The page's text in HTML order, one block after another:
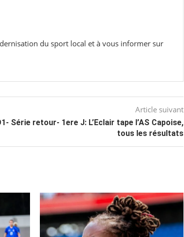
du sport local et à vous informer sur
Article suivant
Série retour- 1ere J: L’Eclair tape l’AS Capoise,
tous les résultats